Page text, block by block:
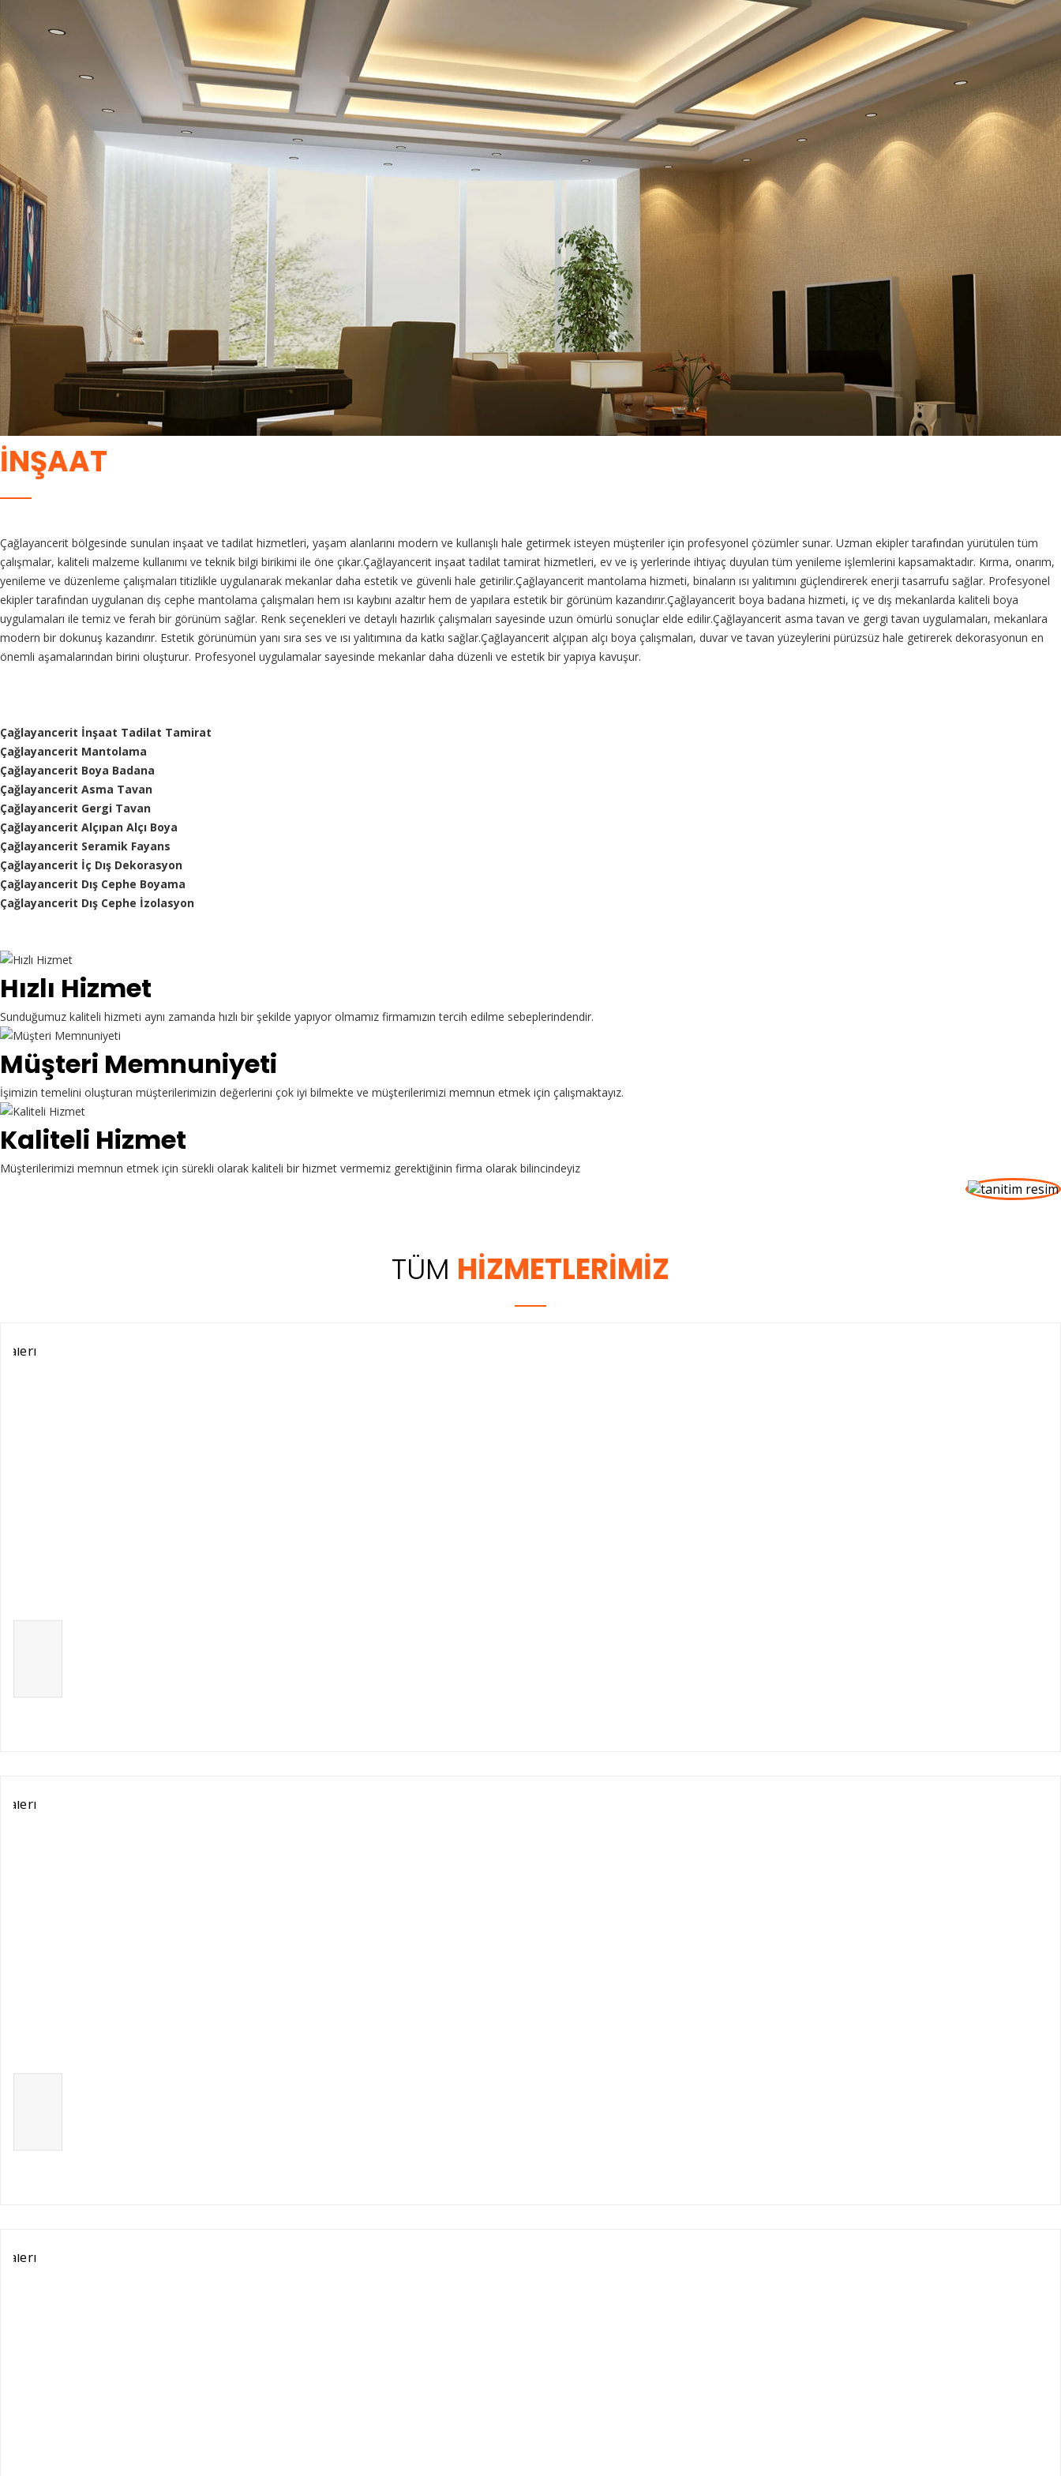
İNŞAAT
Çağlayancerit bölgesinde sunulan inşaat ve tadilat hizmetleri, yaşam alanlarını modern ve kullanışlı hale getirmek isteyen müşteriler için profesyonel çözümler sunar. Uzman ekipler tarafından yürütülen tüm
çalışmalar, kaliteli malzeme kullanımı ve teknik bilgi birikimi ile öne çıkar.Çağlayancerit inşaat tadilat tamirat hizmetleri, ev ve iş yerlerinde ihtiyaç duyulan tüm yenileme işlemlerini kapsamaktadır. Kırma, onarım,
yenileme ve düzenleme çalışmaları titizlikle uygulanarak mekanlar daha estetik ve güvenli hale getirilir.Çağlayancerit mantolama hizmeti, binaların ısı yalıtımını güçlendirerek enerji tasarrufu sağlar. Profesyonel
ekipler tarafından uygulanan dış cephe mantolama çalışmaları hem ısı kaybını azaltır hem de yapılara estetik bir görünüm kazandırır.Çağlayancerit boya badana hizmeti, iç ve dış mekanlarda kaliteli boya
uygulamaları ile temiz ve ferah bir görünüm sağlar. Renk seçenekleri ve detaylı hazırlık çalışmaları sayesinde uzun ömürlü sonuçlar elde edilir.Çağlayancerit asma tavan ve gergi tavan uygulamaları, mekanlara
modern bir dokunuş kazandırır. Estetik görünümün yanı sıra ses ve ısı yalıtımına da katkı sağlar.Çağlayancerit alçıpan alçı boya çalışmaları, duvar ve tavan yüzeylerini pürüzsüz hale getirerek dekorasyonun en
önemli aşamalarından birini oluşturur. Profesyonel uygulamalar sayesinde mekanlar daha düzenli ve estetik bir yapıya kavuşur.
Çağlayancerit İnşaat Tadilat Tamirat
Çağlayancerit Mantolama
Çağlayancerit Boya Badana
Çağlayancerit Asma Tavan
Çağlayancerit Gergi Tavan
Çağlayancerit Alçıpan Alçı Boya
Çağlayancerit Seramik Fayans
Çağlayancerit İç Dış Dekorasyon
Çağlayancerit Dış Cephe Boyama
Çağlayancerit Dış Cephe İzolasyon
Hızlı Hizmet
Sunduğumuz kaliteli hizmeti aynı zamanda hızlı bir şekilde yapıyor olmamız firmamızın tercih edilme sebeplerindendir.
Müşteri Memnuniyeti
İşimizin temelini oluşturan müşterilerimizin değerlerini çok iyi bilmekte ve müşterilerimizi memnun etmek için çalışmaktayız.
Kaliteli Hizmet
Müşterilerimizi memnun etmek için sürekli olarak kaliteli bir hizmet vermemiz gerektiğinin firma olarak bilincindeyiz
TÜM HİZMETLERİMİZ